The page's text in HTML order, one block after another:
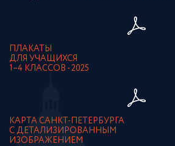
ПЛАКАТЫ
ДЛЯ УЧАЩИХСЯ
1–4 КЛАССОВ - 2025
КАРТА САНКТ-ПЕТЕРБУРГА
С ДЕТАЛИЗИРОВАННЫМ
ИЗОБРАЖЕНИЕМ